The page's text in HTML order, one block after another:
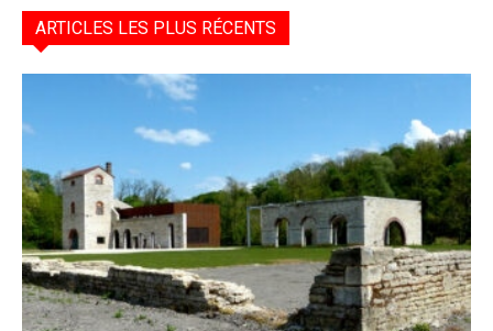
ARTICLES LES PLUS RÉCENTS